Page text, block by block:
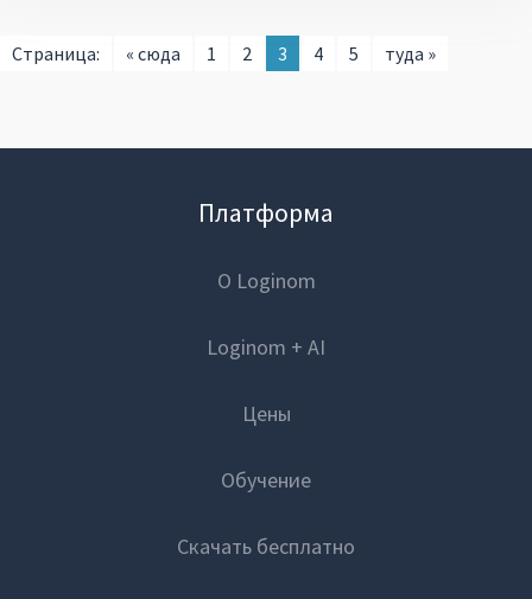
Страница: « сюда 1 2 3 4 5 туда »
Платформа
О Loginom
Loginom + AI
Цены
Обучение
Скачать бесплатно